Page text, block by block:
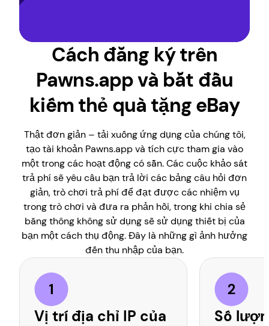
Cách đăng ký trên
Pawns.app và bắt đầu
kiếm thẻ quà tặng eBay
Thật đơn giản – tải xuống ứng dụng của chúng tôi,
tạo tài khoản Pawns.app và tích cực tham gia vào
một trong các hoạt động có sẵn. Các cuộc khảo sát
trả phí sẽ yêu cầu bạn trả lời các bảng câu hỏi đơn
giản, trò chơi trả phí để đạt được các nhiệm vụ
trong trò chơi và đưa ra phản hồi, trong khi chia sẻ
băng thông không sử dụng sẽ sử dụng thiết bị của
bạn một cách thụ động. Đây là những gì ảnh hưởng
đến thu nhập của bạn.
Vị trí địa chỉ IP của
Số